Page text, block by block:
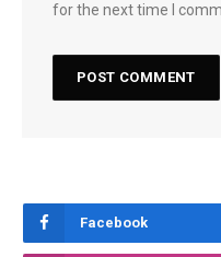
for the next time I
Facebook